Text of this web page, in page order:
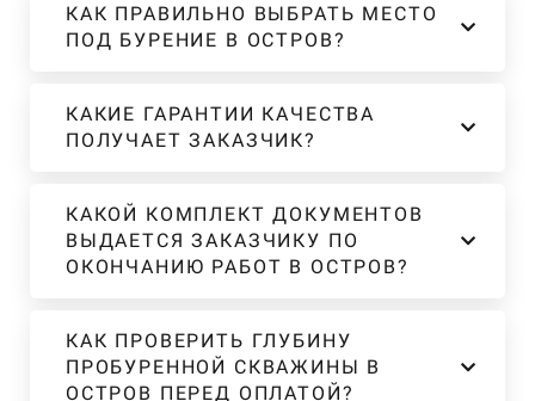
КАК ПРАВИЛЬНО ВЫБРАТЬ МЕСТО
ПОД БУРЕНИЕ В ОСТРОВ?
КАКИЕ ГАРАНТИИ КАЧЕСТВА
ПОЛУЧАЕТ ЗАКАЗЧИК?
КАКОЙ КОМПЛЕКТ ДОКУМЕНТОВ
ВЫДАЕТСЯ ЗАКАЗЧИКУ ПО
ОКОНЧАНИЮ РАБОТ В ОСТРОВ?
КАК ПРОВЕРИТЬ ГЛУБИНУ
ПРОБУРЕННОЙ СКВАЖИНЫ В
ОСТРОВ ПЕРЕД ОПЛАТОЙ?